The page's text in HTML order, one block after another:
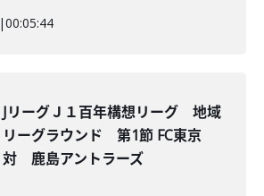
|00:05:44
JリーグＪ１百年構想リーグ 地域
リーグラウンド 第1節 FC東京
対 鹿島アントラーズ